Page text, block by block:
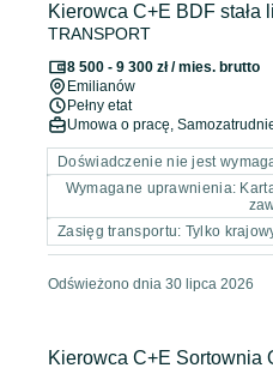
Kierowca C+E BDF stała
TRANSPORT
8 500 - 9 300 zł / mies. brutto
Emilianów
Pełny etat
Umowa o pracę,
Doświadczenie nie jest
Wymagane uprawnienia:
Zasięg transportu: Tylko
Odświeżono dnia 30 lipca 2026
Kierowca C+E Sortownia